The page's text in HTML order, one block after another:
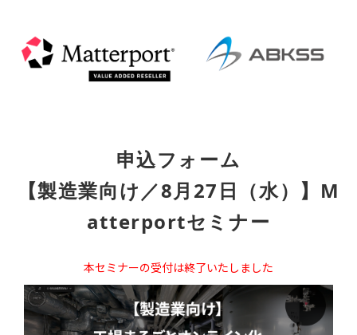
申込フォーム
【製造業向け／8月27日（水）】M
atterportセミナー
本セミナーの受付は終了いたしました